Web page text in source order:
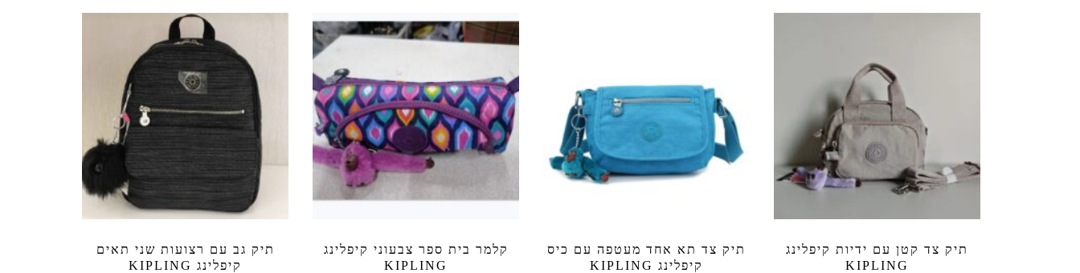
תיק צד קטן עם ידיות קיפלינג
KIPLING
תיק צד תא אחד מעטפה עם כיס
קיפלינג KIPLING
קלמר בית ספר צבעוני קיפלינג
KIPLING
תיק גב עם רצועות שני תאים
קיפלינג KIPLING